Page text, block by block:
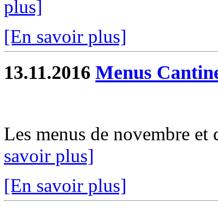
plus]
[En savoir plus]
13.11.2016 Menus
Les menus de novembre
savoir plus]
[En savoir plus]